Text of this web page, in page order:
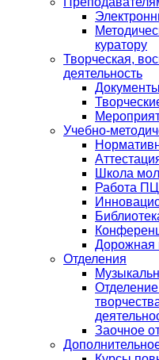
куратору
Творческая,
деятельность
Документы
Учебно-
Школа
Работа
Дорожная
Отделения
Заочное